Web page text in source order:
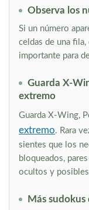
Observa los
Si un número
celdas de una
importante para
Guarda X-
extremo
Guarda X-Wing,
extremo. Rara
sientes que los
bloqueados,
ocultos y
Más